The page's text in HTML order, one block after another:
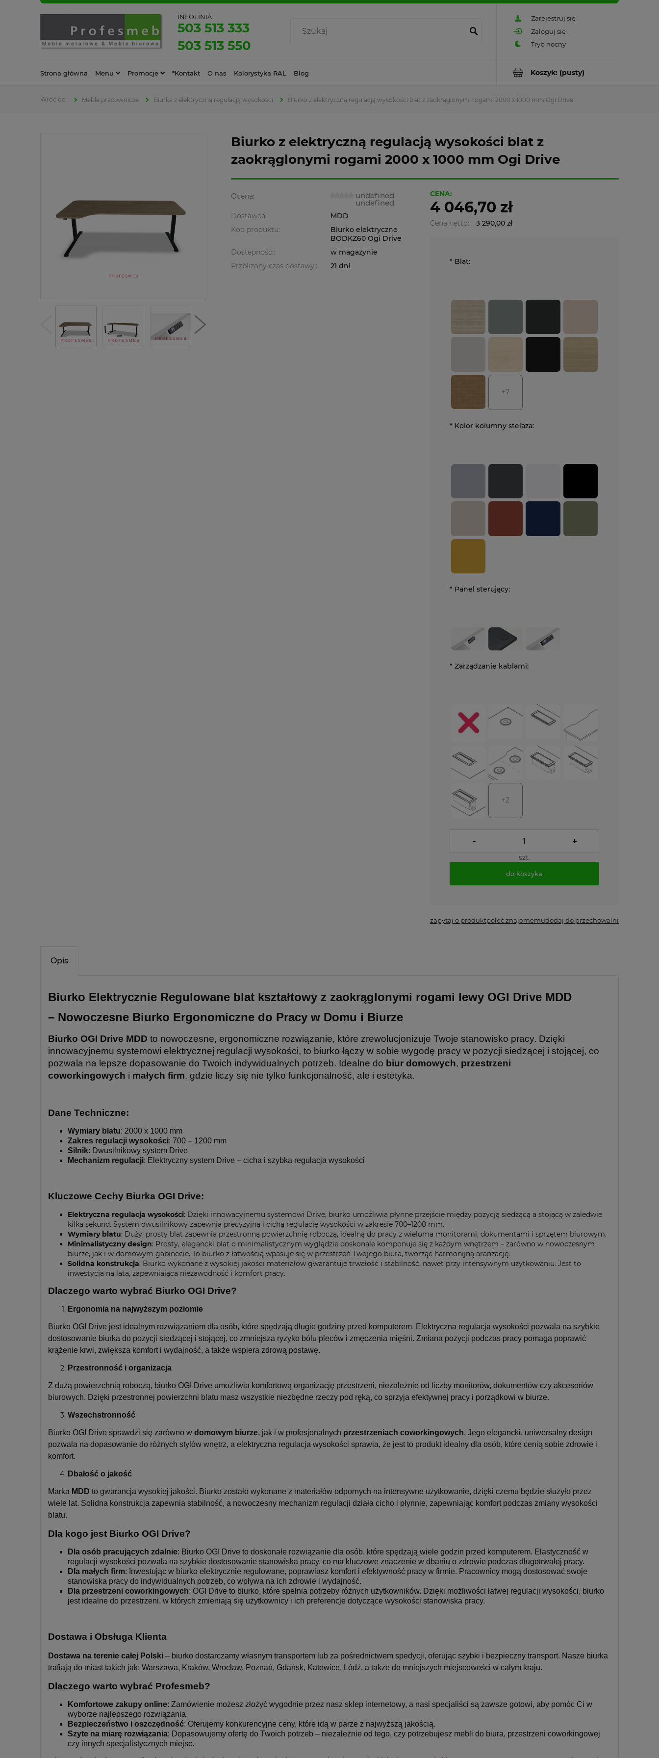
Zarejestruj się
Zaloguj się
INFOLINIA
503 513 333
503 513 550
Koszyk: (pusty)
Strona główna Menu Promocje *Kontakt O nas Kolorystyka RAL Blog
Meble pracownicze Biurka z elektryczną regulacją wysokości Biurko z elektryczną regulacją wysokości blat z zaokrąglonymi rogami 2000 x 1000 mm Ogi Drive
Biurko z elektryczną regulacją wysokości blat z
zaokrąglonymi rogami 2000 x 1000 mm Ogi Drive
Ocena: undefined
undefined
Dostawca:
MDD
Kod produktu:
Biurko elektryczne
BODKZ60 Ogi Drive
Dostepność::
w magazynie
Przbliżony czas dostawy::
21 dni
CENA:
4 046,70 zł
Cena netto: 3 290,00 zł
* Blat:
+7
* Kolor kolumny stelaża:
* Panel sterujący:
* Zarządzanie kablami:
+2
- +
szt.
do koszyka
zapytaj o produktpoleć znajomemudodaj do przechowalni
Opis
Biurko Elektrycznie Regulowane blat kształtowy z zaokrąglonymi rogami lewy OGI Drive MDD
– Nowoczesne Biurko Ergonomiczne do Pracy w Domu i Biurze
Biurko OGI Drive MDD to nowoczesne, ergonomiczne rozwiązanie, które zrewolucjonizuje Twoje stanowisko pracy. Dzięki
innowacyjnemu systemowi elektrycznej regulacji wysokości, to biurko łączy w sobie wygodę pracy w pozycji siedzącej i stojącej, co
pozwala na lepsze dopasowanie do Twoich indywidualnych potrzeb. Idealne do biur domowych, przestrzeni
coworkingowych i małych firm, gdzie liczy się nie tylko funkcjonalność, ale i estetyka.
Dane Techniczne:
Wymiary blatu: 2000 x 1000 mm
Zakres regulacji wysokości: 700 – 1200 mm
Silnik: Dwusilnikowy system Drive
Mechanizm regulacji: Elektryczny system Drive – cicha i szybka regulacja wysokości
Kluczowe Cechy Biurka OGI Drive:
Elektryczna regulacja wysokości: Dzięki innowacyjnemu systemowi Drive, biurko umożliwia płynne przejście między pozycją siedzącą a stojącą w zaledwie
kilka sekund. System dwusilnikowy zapewnia precyzyjną i cichą regulację wysokości w zakresie 700–1200 mm.
Wymiary blatu: Duży, prosty blat zapewnia przestronną powierzchnię roboczą, idealną do pracy z wieloma monitorami, dokumentami i sprzętem biurowym.
Minimalistyczny design: Prosty, elegancki blat o minimalistycznym wyglądzie doskonale komponuje się z każdym wnętrzem – zarówno w nowoczesnym
biurze, jak i w domowym gabinecie. To biurko z łatwością wpasuje się w przestrzeń Twojego biura, tworząc harmonijną aranżację.
Solidna konstrukcja: Biurko wykonane z wysokiej jakości materiałów gwarantuje trwałość i stabilność, nawet przy intensywnym użytkowaniu. Jest to
inwestycja na lata, zapewniająca niezawodność i komfort pracy.
Dlaczego warto wybrać Biurko OGI Drive?
Ergonomia na najwyższym poziomie
Biurko OGI Drive jest idealnym rozwiązaniem dla osób, które spędzają długie godziny przed komputerem. Elektryczna regulacja wysokości pozwala na szybkie
dostosowanie biurka do pozycji siedzącej i stojącej, co zmniejsza ryzyko bólu pleców i zmęczenia mięśni. Zmiana pozycji podczas pracy pomaga poprawić
krążenie krwi, zwiększa komfort i wydajność, a także wspiera zdrową postawę.
Przestronność i organizacja
Z dużą powierzchnią roboczą, biurko OGI Drive umożliwia komfortową organizację przestrzeni, niezależnie od liczby monitorów, dokumentów czy akcesoriów
biurowych. Dzięki przestronnej powierzchni blatu masz wszystkie niezbędne rzeczy pod ręką, co sprzyja efektywnej pracy i porządkowi w biurze.
Wszechstronność
Biurko OGI Drive sprawdzi się zarówno w domowym biurze, jak i w profesjonalnych przestrzeniach coworkingowych. Jego elegancki, uniwersalny design
pozwala na dopasowanie do różnych stylów wnętrz, a elektryczna regulacja wysokości sprawia, że jest to produkt idealny dla osób, które cenią sobie zdrowie i
komfort.
Dbałość o jakość
Marka MDD to gwarancja wysokiej jakości. Biurko zostało wykonane z materiałów odpornych na intensywne użytkowanie, dzięki czemu będzie służyło przez
wiele lat. Solidna konstrukcja zapewnia stabilność, a nowoczesny mechanizm regulacji działa cicho i płynnie, zapewniając komfort podczas zmiany wysokości
blatu.
Dla kogo jest Biurko OGI Drive?
Dla osób pracujących zdalnie: Biurko OGI Drive to doskonałe rozwiązanie dla osób, które spędzają wiele godzin przed komputerem. Elastyczność w
regulacji wysokości pozwala na szybkie dostosowanie stanowiska pracy, co ma kluczowe znaczenie w dbaniu o zdrowie podczas długotrwałej pracy.
Dla małych firm: Inwestując w biurko elektrycznie regulowane, poprawiasz komfort i efektywność pracy w firmie. Pracownicy mogą dostosować swoje
stanowiska pracy do indywidualnych potrzeb, co wpływa na ich zdrowie i wydajność.
Dla przestrzeni coworkingowych: OGI Drive to biurko, które spełnia potrzeby różnych użytkowników. Dzięki możliwości łatwej regulacji wysokości, biurko
jest idealne do przestrzeni, w których zmieniają się użytkownicy i ich preferencje dotyczące wysokości stanowiska pracy.
Dostawa i Obsługa Klienta
Dostawa na terenie całej Polski – biurko dostarczamy własnym transportem lub za pośrednictwem spedycji, oferując szybki i bezpieczny transport. Nasze biurka
trafiają do miast takich jak: Warszawa, Kraków, Wrocław, Poznań, Gdańsk, Katowice, Łódź, a także do mniejszych miejscowości w całym kraju.
Dlaczego warto wybrać Profesmeb?
Komfortowe zakupy online: Zamówienie możesz złożyć wygodnie przez nasz sklep internetowy, a nasi specjaliści są zawsze gotowi, aby pomóc Ci w
wyborze najlepszego rozwiązania.
Bezpieczeństwo i oszczędność: Oferujemy konkurencyjne ceny, które idą w parze z najwyższą jakością.
Szyte na miarę rozwiązania: Dopasowujemy ofertę do Twoich potrzeb – niezależnie od tego, czy potrzebujesz mebli do biura, przestrzeni coworkingowej
czy innych specjalistycznych miejsc.